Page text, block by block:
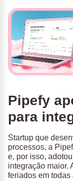
Pipefy
para
Startup que
processos, a
e, por isso,
integração maior.
feriados em